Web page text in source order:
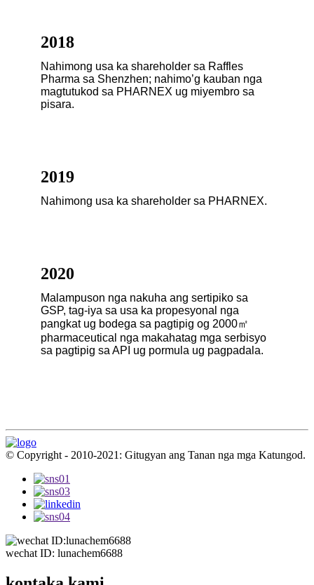
2018
Nahimong usa ka shareholder sa Raffles
Pharma sa Shenzhen; nahimo’g kauban nga
magtutukod sa PHARNEX ug miyembro sa
pisara.
2019
Nahimong usa ka shareholder sa PHARNEX.
2020
Malampuson nga nakuha ang sertipiko sa
GSP, tag-iya sa usa ka propesyonal nga
pangkat ug bodega sa pagtipig og 2000㎡
pharmaceutical nga makahatag mga serbisyo
sa pagtipig sa API ug pormula ug pagpadala.
© Copyright - 2010-2021: Gitugyan ang Tanan nga mga Katungod.
wechat ID: lunachem6688